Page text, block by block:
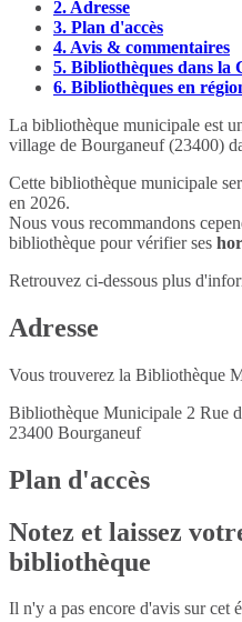
2. Adresse
3. Plan d'accès
4. Avis & commentaires
5. Bibliothèques dans la
6. Bibliothèques en
La bibliothèque municipale est
village de Bourganeuf (23400)
Cette bibliothèque municipale
en 2026.
Nous vous recommandons
bibliothèque pour vérifier ses
Retrouvez ci-dessous plus
Adresse
Vous trouverez la Bibliothèque
Bibliothèque Municipale 2 Rue
23400 Bourganeuf
Plan d'accès
Notez et laissez
bibliothèque
Il n'y a pas encore d'avis sur cet